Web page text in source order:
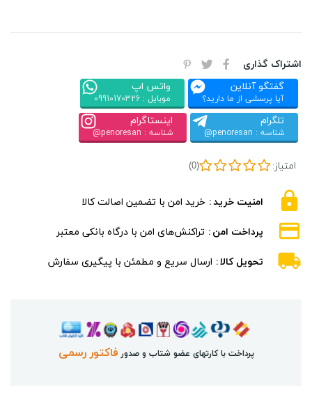
اشتراک گذاری
گفتگو آنلاین
آیا پرسشی از ما دارید؟
واتس اپ
موبایل : 09910170326
تلگرام
شناسه : penoresan@
اینستاگرام
شناسه : penoresan@
امتیاز: (0)
امنیت خرید خرید امن با تضمین اصالت کالا
پرداخت امن تراکنش‌های امن با درگاه بانکی معتبر
تحویل کالا ارسال سریع و مطمئن با پیگیری سفارش
پرداخت با کارتهای عضو شتاب و صدور فاکتور رسمی